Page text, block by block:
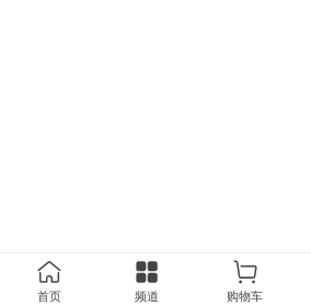
首页 频道 购物车